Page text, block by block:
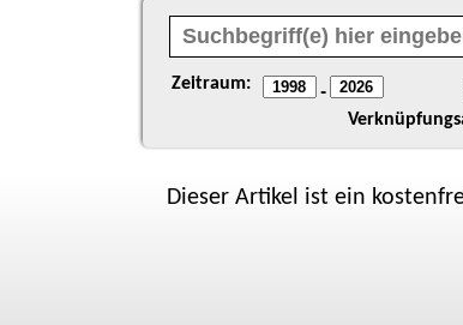
Zeitraum: -
Dieser Artikel ist ein